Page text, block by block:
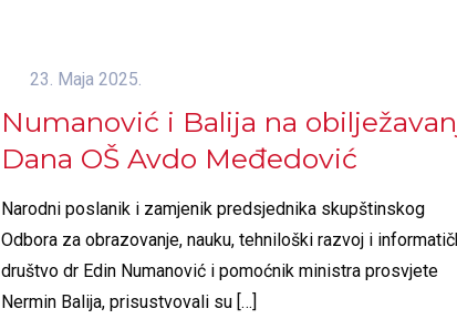
23. Maja 2025.
Numanović i Balija na
Dana OŠ Avdo Međedović
Narodni poslanik i zamjenik predsjednika skupštinskog
Odbora za obrazovanje, nauku, tehniloški razvoj i
društvo dr Edin Numanović i pomoćnik ministra prosvjete
Nermin Balija, prisustvovali su[…]